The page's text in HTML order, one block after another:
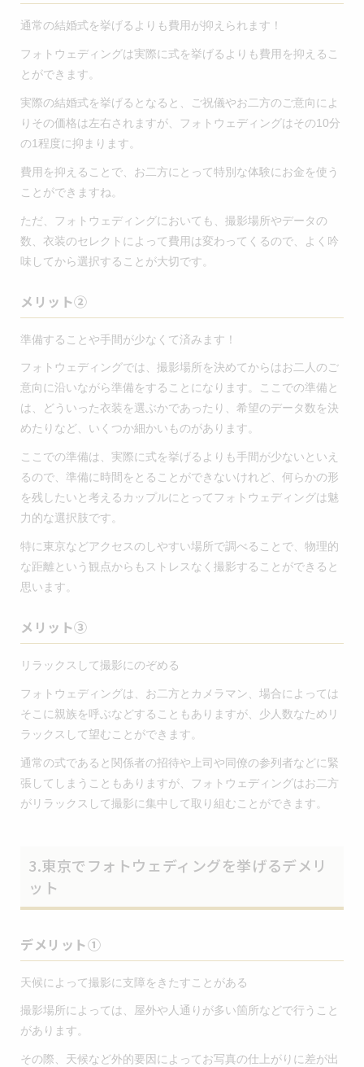
通常の結婚式を挙げるよりも費用が抑えられます！
フォトウェディングは実際に式を挙げるよりも費用を抑えるこ
とができます。
実際の結婚式を挙げるとなると、ご祝儀やお二方のご意向によ
りその価格は左右されますが、フォトウェディングはその10分
の1程度に抑まります。
費用を抑えることで、お二方にとって特別な体験にお金を使う
ことができますね。
ただ、フォトウェディングにおいても、撮影場所やデータの
数、衣装のセレクトによって費用は変わってくるので、よく吟
味してから選択することが大切です。
メリット②
準備することや手間が少なくて済みます！
フォトウェディングでは、撮影場所を決めてからはお二人のご
意向に沿いながら準備をすることになります。ここでの準備と
は、どういった衣装を選ぶかであったり、希望のデータ数を決
めたりなど、いくつか細かいものがあります。
ここでの準備は、実際に式を挙げるよりも手間が少ないといえ
るので、準備に時間をとることができないけれど、何らかの形
を残したいと考えるカップルにとってフォトウェディングは魅
力的な選択肢です。
特に東京などアクセスのしやすい場所で調べることで、物理的
な距離という観点からもストレスなく撮影することができると
思います。
メリット③
リラックスして撮影にのぞめる
フォトウェディングは、お二方とカメラマン、場合によっては
そこに親族を呼ぶなどすることもありますが、少人数なためリ
ラックスして望むことができます。
通常の式であると関係者の招待や上司や同僚の参列者などに緊
張してしまうこともありますが、フォトウェディングはお二方
がリラックスして撮影に集中して取り組むことができます。
3.東京でフォトウェディングを挙げるデメリ
ット
デメリット①
天候によって撮影に支障をきたすことがある
撮影場所によっては、屋外や人通りが多い箇所などで行うこと
があります。
その際、天候など外的要因によってお写真の仕上がりに差が出